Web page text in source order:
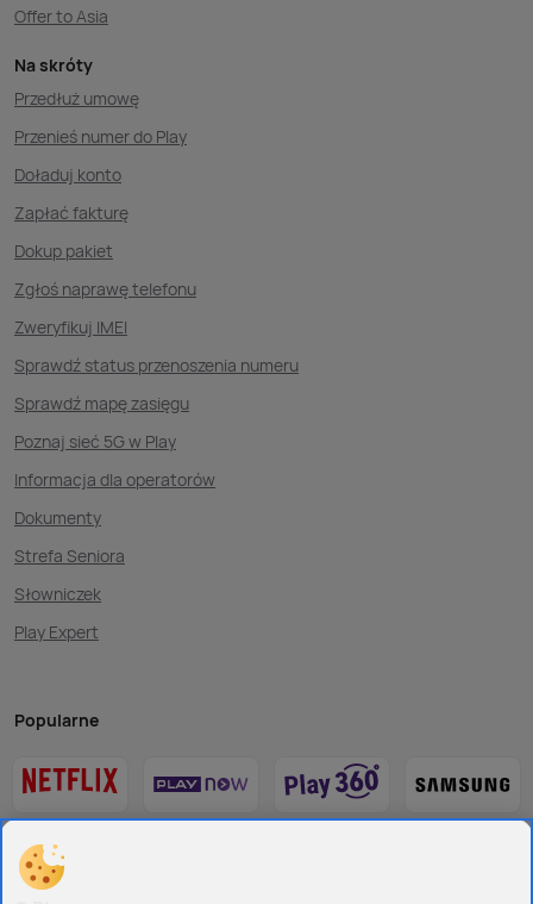
Offer to Asia
Na skróty
Przedłuż umowę
Przenieś numer do Play
Doładuj konto
Zapłać fakturę
Dokup pakiet
Zgłoś naprawę telefonu
Zweryfikuj IMEI
Sprawdź status przenoszenia numeru
Sprawdź mapę zasięgu
Poznaj sieć 5G w Play
Informacja dla operatorów
Dokumenty
Strefa Seniora
Słowniczek
Play Expert
Popularne